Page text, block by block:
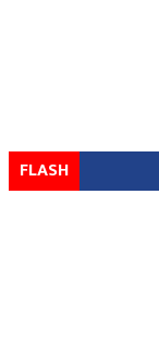
FLASH